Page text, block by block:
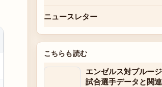
ニュースレター
こちらも読む
エンゼルス対ブルー
試合選手データと関